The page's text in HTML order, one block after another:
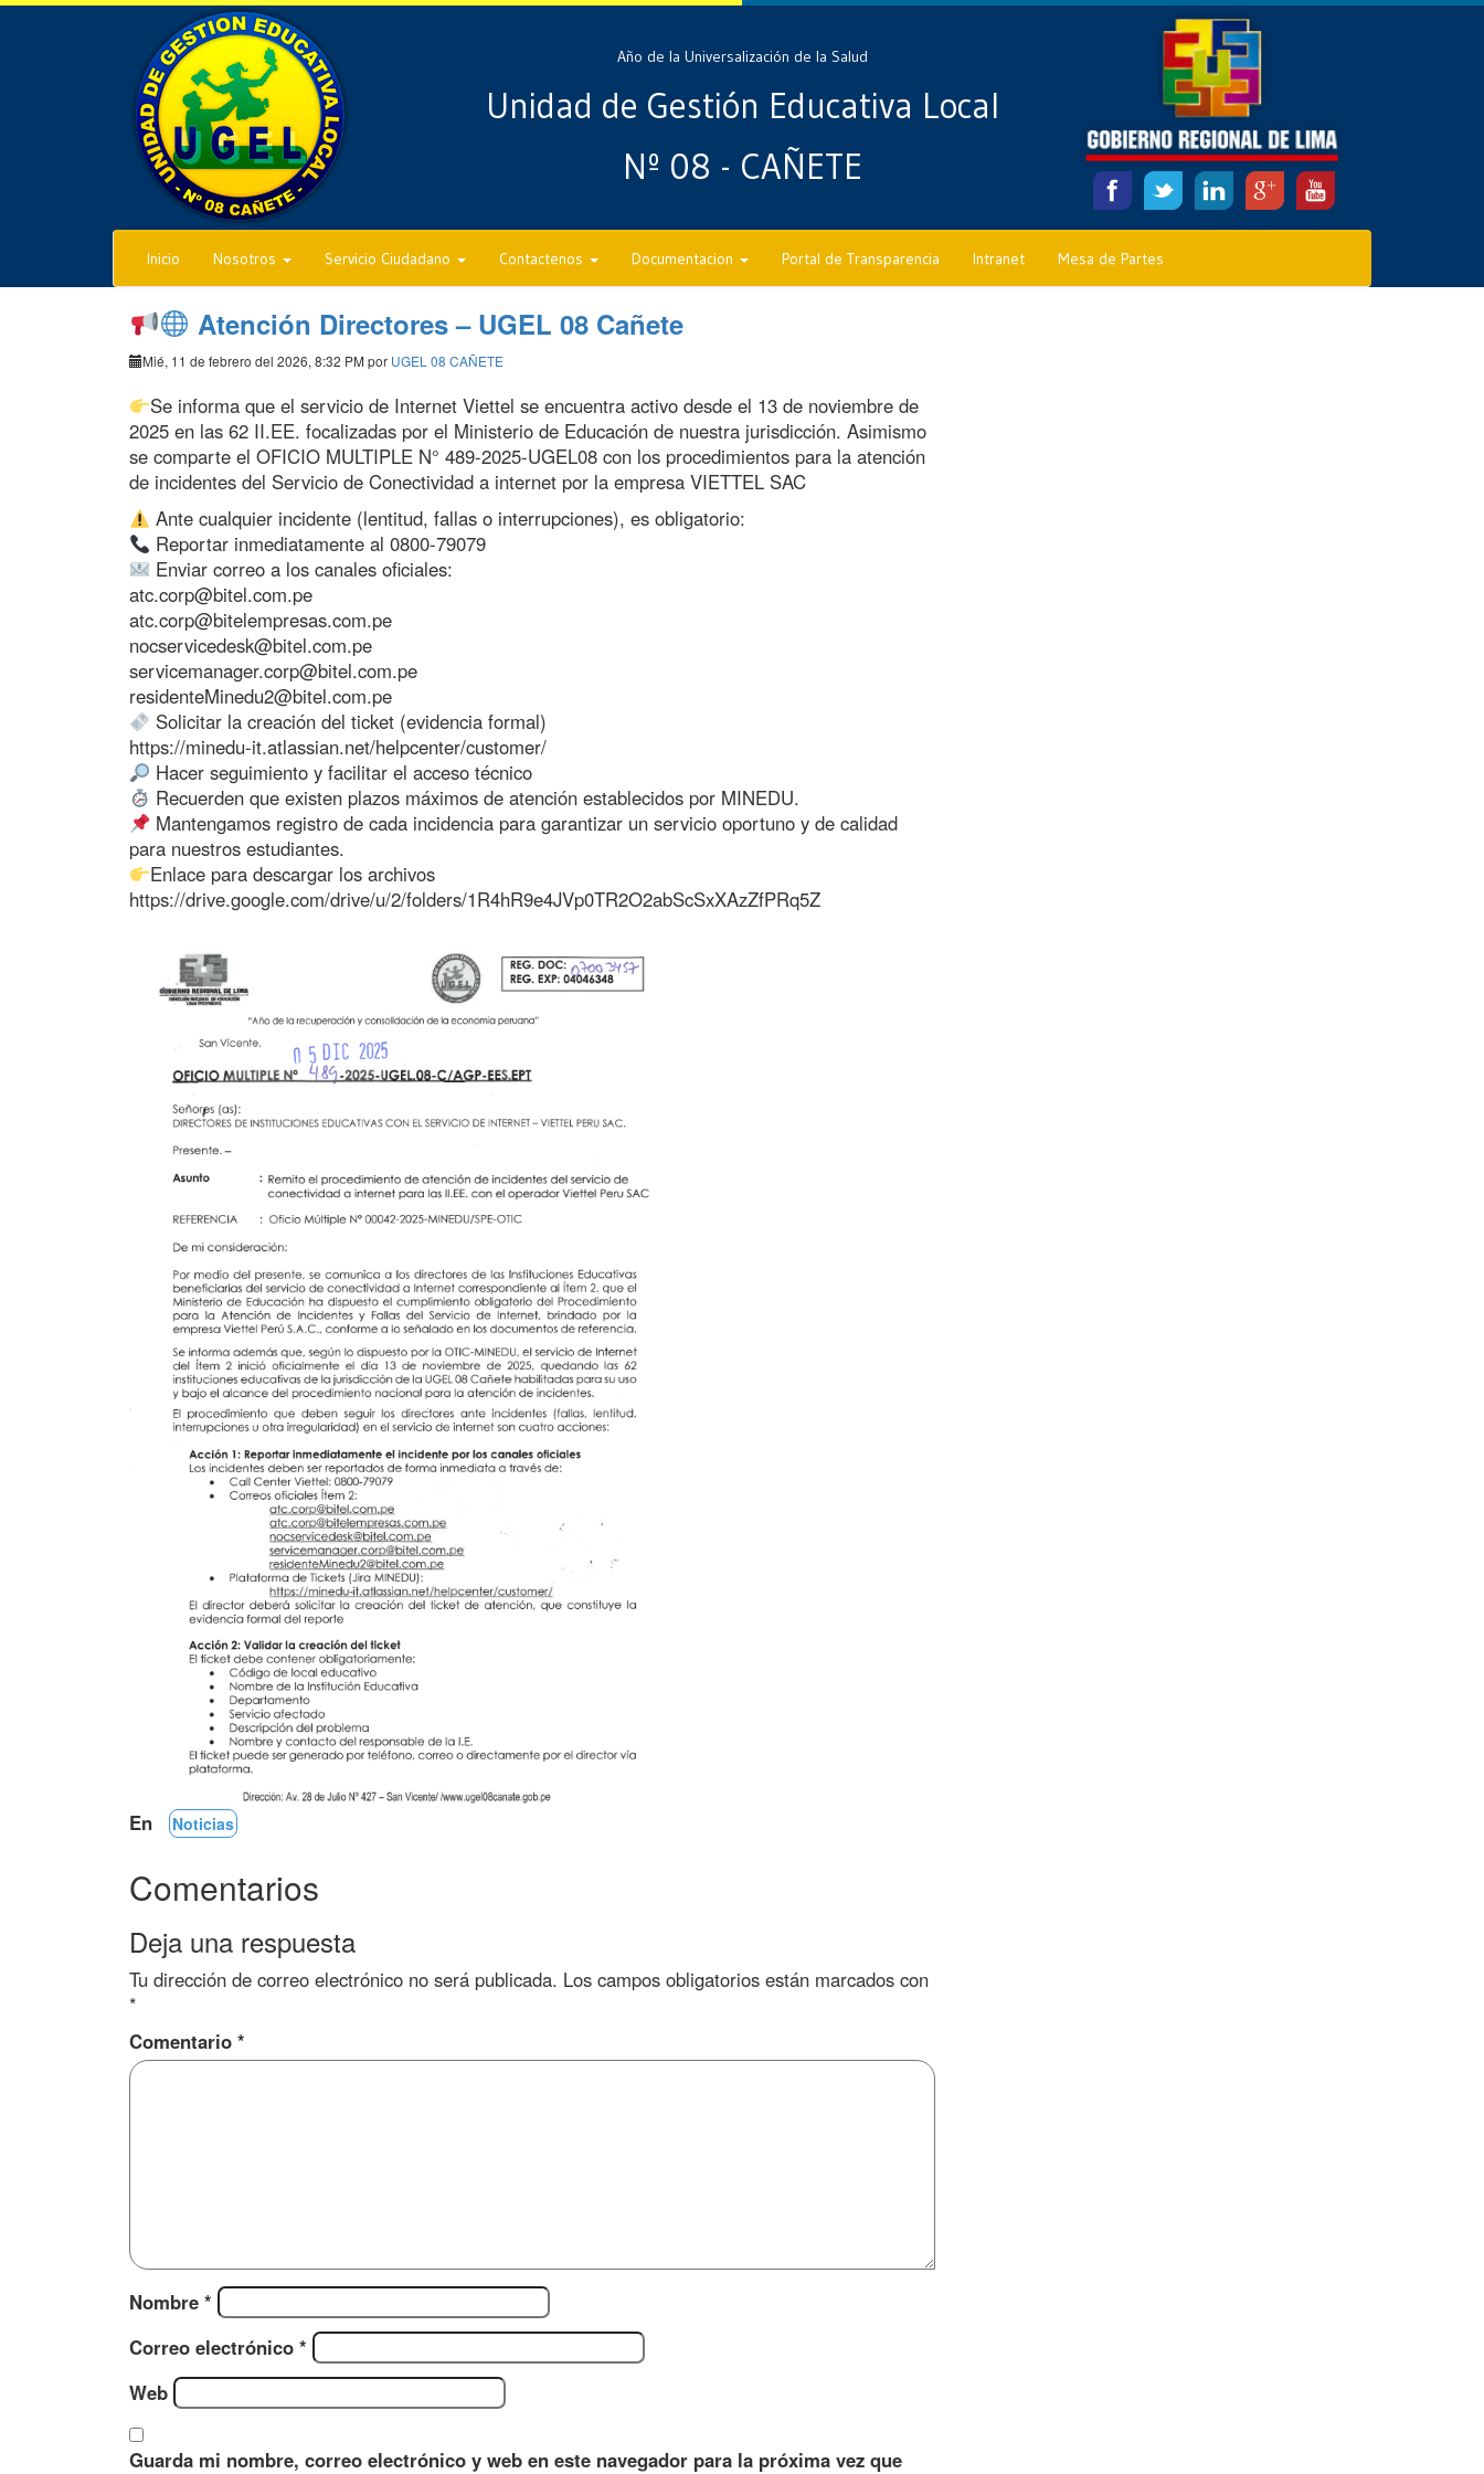
Año de la Universalización de la Salud
Unidad de Gestión Educativa Local
Nº 08 - CAÑETE
Inicio Nosotros Servicio Ciudadano Contactenos Documentacion Portal de Transparencia Intranet Mesa de Partes
Atención Directores – UGEL 08 Cañete
Mié, 11 de febrero del 2026, 8:32 PM por UGEL 08 CAÑETE
Se informa que el servicio de Internet Viettel se encuentra activo desde el 13 de noviembre de
2025 en las 62 II.EE. focalizadas por el Ministerio de Educación de nuestra jurisdicción. Asimismo
se comparte el OFICIO MULTIPLE N° 489-2025-UGEL08 con los procedimientos para la atención
de incidentes del Servicio de Conectividad a internet por la empresa VIETTEL SAC
Ante cualquier incidente (lentitud, fallas o interrupciones), es obligatorio:
Reportar inmediatamente al 0800-79079
Enviar correo a los canales oficiales:
atc.corp@bitel.com.pe
atc.corp@bitelempresas.com.pe
nocservicedesk@bitel.com.pe
servicemanager.corp@bitel.com.pe
residenteMinedu2@bitel.com.pe
Solicitar la creación del ticket (evidencia formal)
https://minedu-it.atlassian.net/helpcenter/customer/
Hacer seguimiento y facilitar el acceso técnico
Recuerden que existen plazos máximos de atención establecidos por MINEDU.
Mantengamos registro de cada incidencia para garantizar un servicio oportuno y de calidad
para nuestros estudiantes.
Enlace para descargar los archivos
https://drive.google.com/drive/u/2/folders/1R4hR9e4JVp0TR2O2abScSxXAzZfPRq5Z
En Noticias
Comentarios
Deja una respuesta
Tu dirección de correo electrónico no será publicada. Los campos obligatorios están marcados con
*
Comentario *
Nombre *
Correo electrónico *
Web
Guarda mi nombre, correo electrónico y web en este navegador para la próxima vez que